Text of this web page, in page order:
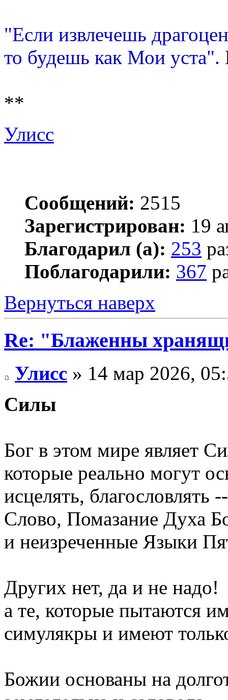
"Если извлечешь
то будешь как Мои уста".
**
Улисс
Сообщений: 2515
Зарегистрирован: 19
Благодарил (а): 253
Поблагодарили: 367
Вернуться наверх
Re: "Блаженны
Улисс » 14 мар 2026,
Силы
Бог в этом мире являет
которые реально могут
исцелять, благословлять --
Слово, Помазание Духа
и неизреченные Языки
Других нет, да и не надо!
а те, которые пытаются
симулякры и имеют
Божии основаны на